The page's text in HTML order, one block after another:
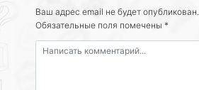
Ваш адрес email не будет опубликован.
Обязательные поля помечены *